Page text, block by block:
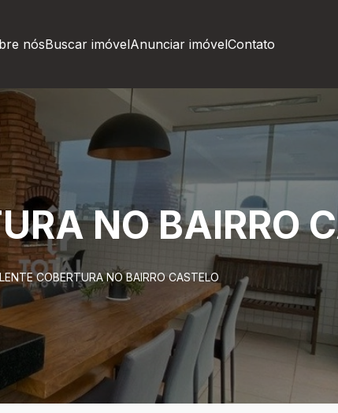
nósBuscar imóvelAnunciar imóvelContato
NO BAIRRO
COBERTURA NO BAIRRO CASTELO